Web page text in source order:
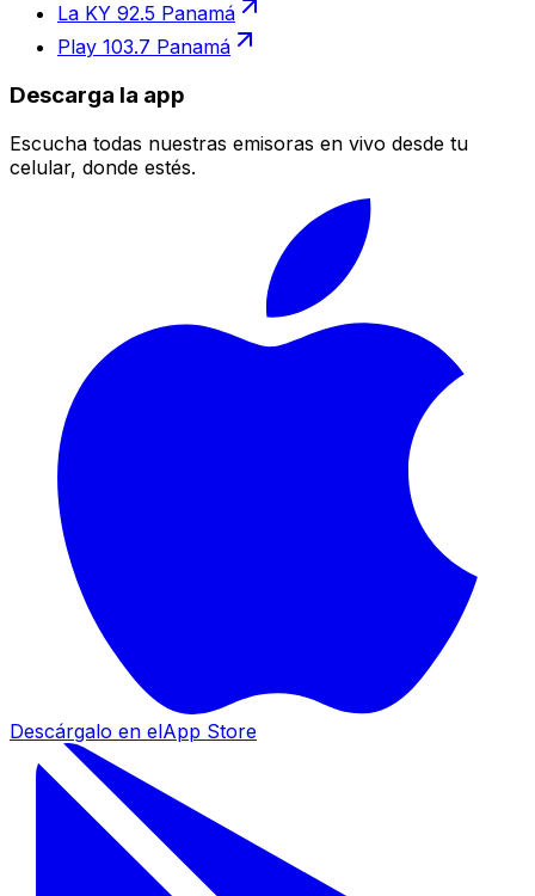
La KY 92.5 Panamá
Play 103.7 Panamá
Descarga la app
Escucha todas nuestras emisoras en vivo desde tu
celular, donde estés.
Descárgalo en elApp Store